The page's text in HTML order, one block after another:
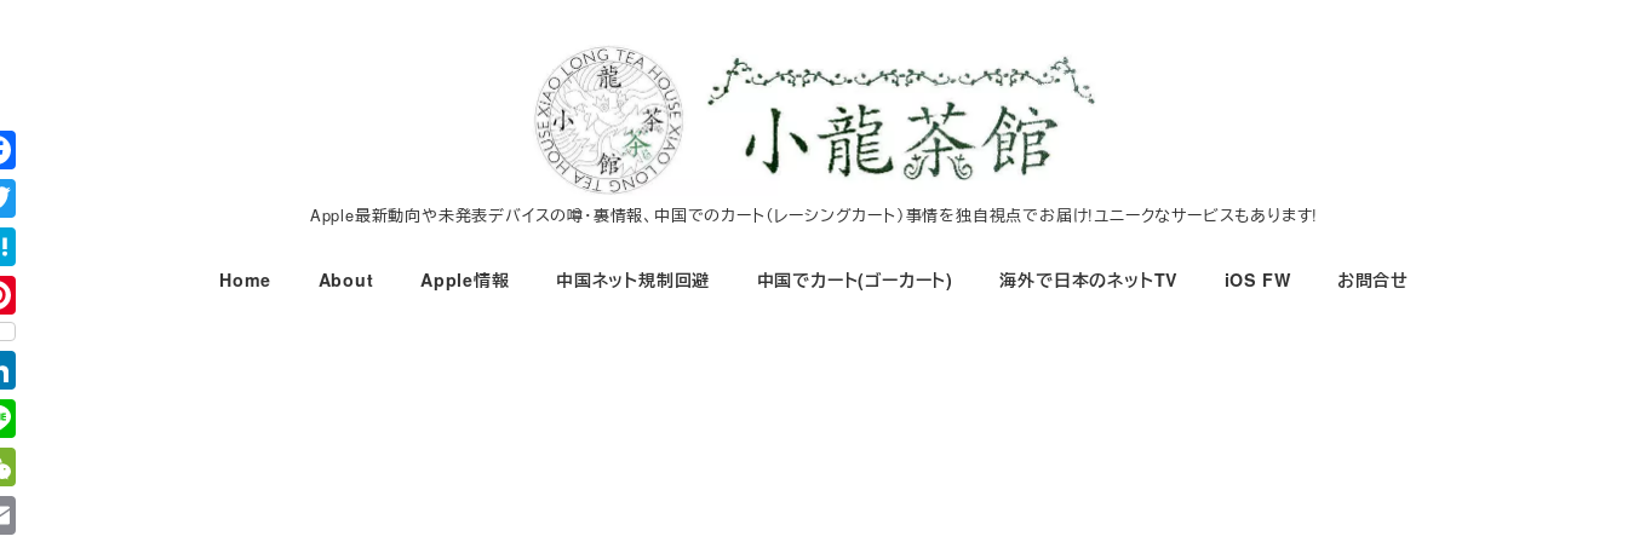
コ
ン
テ
ン
ツ
へ
移
動
Apple最新動向や未発表デバイスの噂・裏情報、中国でのカート（レーシングカート）事情を独自視点でお届け!ユニークなサービスもあります!
Home About Apple情報 中国ネット規制回避 中国でカート(ゴーカート) 海外で日本のネットTV iOS FW お問合せ